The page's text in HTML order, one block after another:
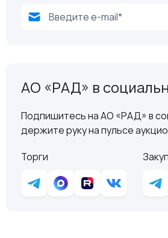
АО «РАД» в
Подпишитесь на АО «РАД» в
держите руку на пульсе
Торги